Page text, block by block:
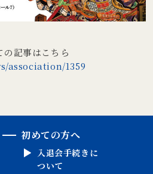
記事はこちら
1359
初めての方へ
入退会手続きに
ついて